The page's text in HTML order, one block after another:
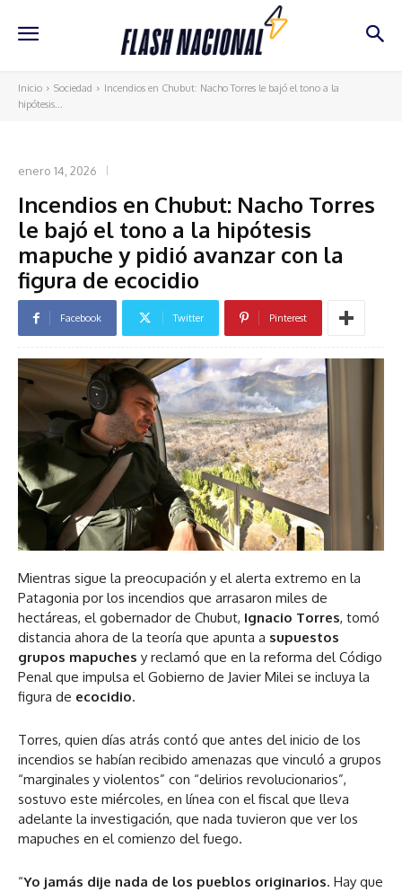
Inicio Sociedad
Incendios en Chubut: Nacho Torres le bajó el tono a la
hipótesis...
enero 14, 2026
Incendios en Chubut: Nacho Torres
le bajó el tono a la hipótesis
mapuche y pidió avanzar con la
figura de ecocidio
Facebook Twitter Pinterest
Mientras sigue la preocupación y el alerta extremo en la
Patagonia por los incendios que arrasaron miles de
hectáreas, el gobernador de Chubut, Ignacio Torres, tomó
distancia ahora de la teoría que apunta a supuestos
grupos mapuches y reclamó que en la reforma del Código
Penal que impulsa el Gobierno de Javier Milei se incluya la
figura de ecocidio.
Torres, quien días atrás contó que antes del inicio de los
incendios se habían recibido amenazas que vinculó a grupos
“marginales y violentos” con “delirios revolucionarios”,
sostuvo este miércoles, en línea con el fiscal que lleva
adelante la investigación, que nada tuvieron que ver los
mapuches en el comienzo del fuego.
“Yo jamás dije nada de los pueblos originarios. Hay que